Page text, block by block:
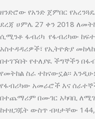
ዘንድሮው የአንድ ጀምበር
ደረጃ ሀምሌ 27 ቀን 2018
ሲሚንቶ ፋብሪካ የፋብሪካው
አስተዳዳሪዎች፣ የኢትዮጵያ
በተገኙበት የተለያዪ ችግኞችን
የመትከል ስራ ተከናውኗል፡፡
የፋብሪካው አመራሮች እና
በተጨማሪም በሙገር አካባቢ
ከተዘጋጁት ውስጥ ብዛታቸው